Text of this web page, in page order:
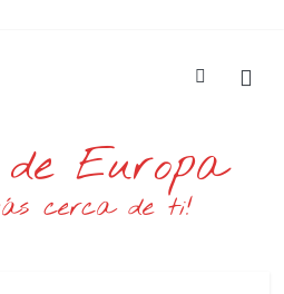
Europa
cerca de ti!